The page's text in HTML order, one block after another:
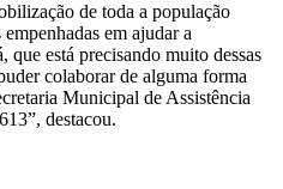
de toda a população
em ajudar a
que está precisando muito dessas
colaborar de alguma forma
Municipal de Assistência
destacou.